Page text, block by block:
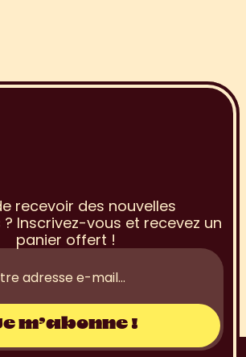
ewslette
recevoir des nouvelles
Inscrivez-vous et recevez un
panier offert !